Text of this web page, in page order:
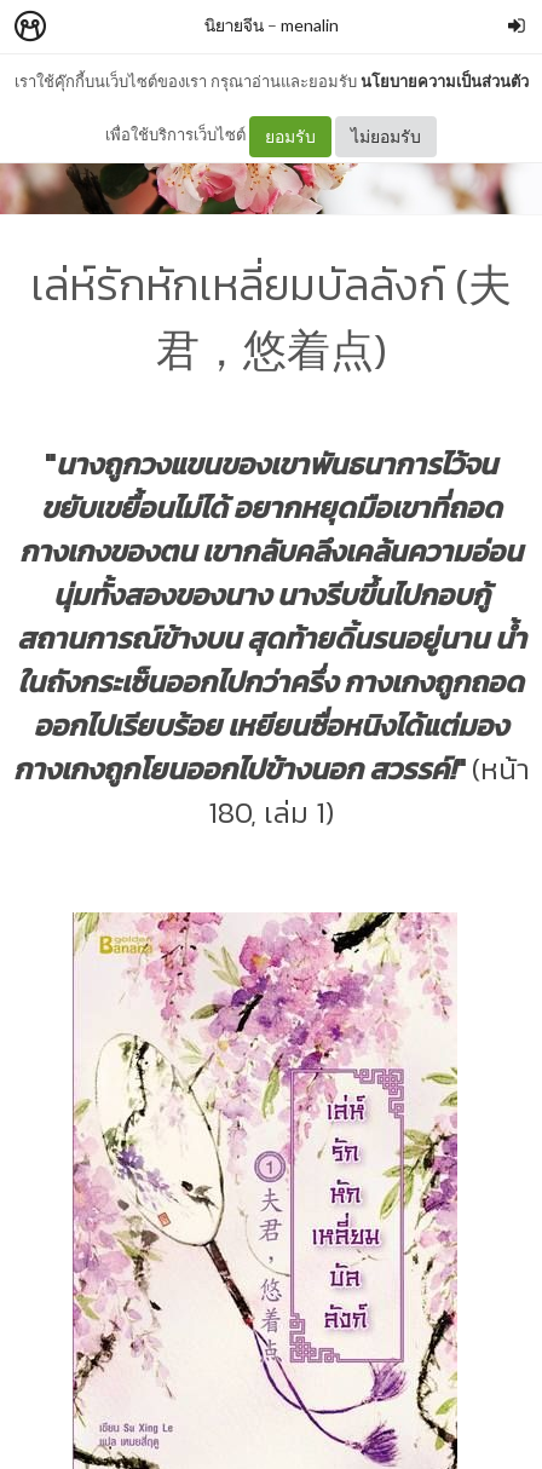
เราใช้คุ๊กกี้บนเว็บไซต์ของเรา กรุณาอ่านและยอมรับนโยบายความเป็นส่วนตัว
เพื่อใช้บริการเว็บไซต์ ยอมรับ ไม่ยอมรับ
นิยายจีน– menalin
เล่ห์รักหักเหลี่ยมบัลลังก์ (夫
君，悠着点)
"นางถูกวงแขนของเขาพันธนาการไว้จน
ขยับเขยื้อนไม่ได้ อยากหยุดมือเขาที่ถอด
กางเกงของตน เขากลับคลึงเคล้นความอ่อน
นุ่มทั้งสองของนาง นางรีบขึ้นไปกอบกู้
สถานการณ์ข้างบน สุดท้ายดิ้นรนอยู่นาน น้ำ
ในถังกระเซ็นออกไปกว่าครึ่ง กางเกงถูกถอด
ออกไปเรียบร้อย เหยียนซื่อหนิงได้แต่มอง
กางเกงถูกโยนออกไปข้างนอก สวรรค์!"(หน้า
180, เล่ม 1)